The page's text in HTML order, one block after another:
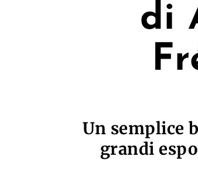
di
Un semplice
grandi